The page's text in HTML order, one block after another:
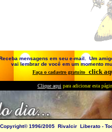
mensagens em seu e-mail. Um
vai lembrar de você em um momento
Faça o cadastro gratuito
click
Clique aqui para adicionar esta
Copyright© 1996/2005 Rivalcir Liberato -